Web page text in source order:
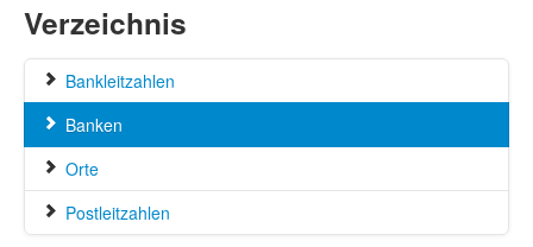
Verzeichnis
Bankleitzahlen
Banken
Orte
Postleitzahlen